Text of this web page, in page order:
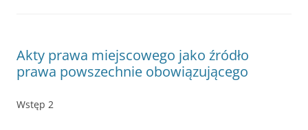
Akty prawa miejscowego jako źródło
prawa powszechnie obowiązującego
Wstęp 2